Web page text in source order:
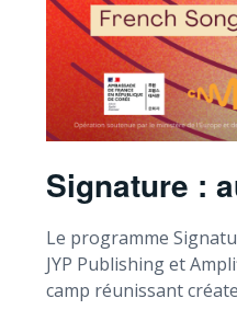
Signature :
Le programme
JYP Publishing et
camp réunissant